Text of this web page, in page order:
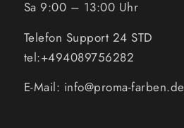
Sa 9:00 – 13:00 Uhr
Telefon Support 24 STD
tel:+494089756282
E-Mail: info@proma-farben.de